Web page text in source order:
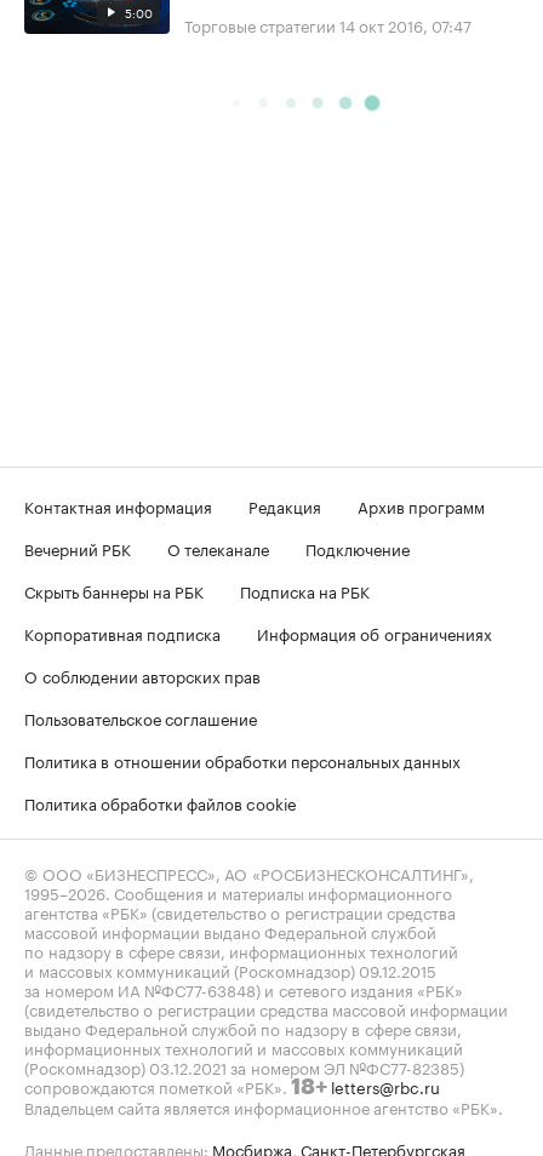
5:00 Торговые стратегии 14 окт 2016, 07:47
Контактная информация Редакция
Архив программ
Вечерний РБК
О телеканале
Подключение
Скрыть баннеры на РБК
Подписка на РБК
Корпоративная подписка
Информация об ограничениях
О соблюдении авторских прав
Пользовательское соглашение
Политика в отношении обработки персональных данных
Политика обработки файлов cookie
© ООО «БИЗНЕСПРЕСС», АО «РОСБИЗНЕСКОНСАЛТИНГ»,
1995–2026 . Сообщения и материалы информационного
агентства «РБК» (свидетельство о регистрации средства
массовой информации выдано Федеральной службой
по надзору в сфере связи, информационных технологий
и массовых коммуникаций (Роскомнадзор) 09.12.2015
за номером ИА №ФС77-63848) и сетевого издания «РБК»
(свидетельство о регистрации средства массовой информации
выдано Федеральной службой по надзору в сфере связи,
информационных технологий и массовых коммуникаций
(Роскомнадзор) 03.12.2021 за номером ЭЛ №ФС77-82385)
сопровождаются пометкой «РБК». 18+ letters@rbc.ru
Владельцем сайта является информационное агентство «РБК».
Данные предоставлены: Мосбиржа Санкт-Петербургская